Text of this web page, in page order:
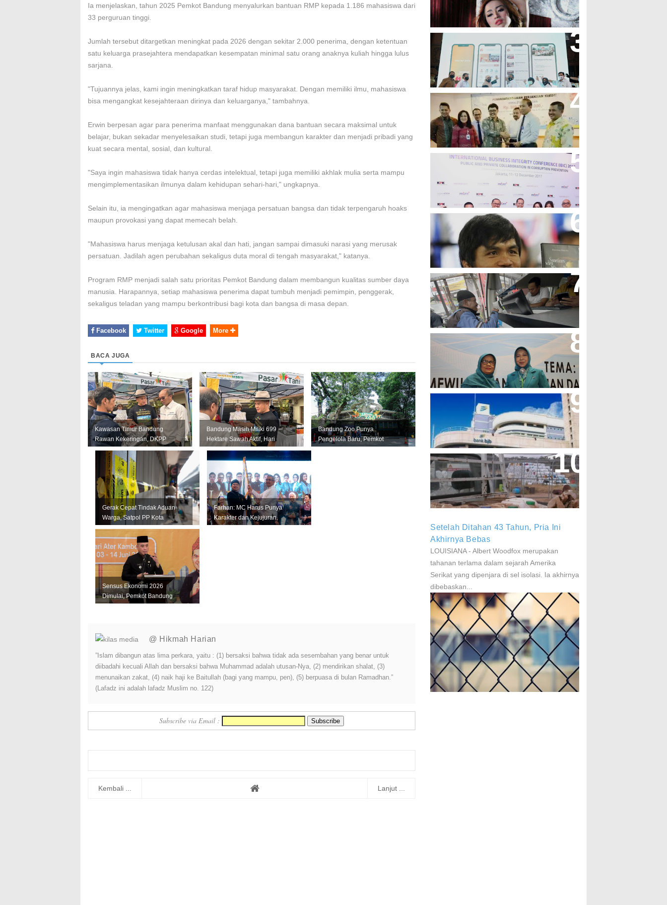
Ia menjelaskan, tahun 2025 Pemkot Bandung menyalurkan bantuan RMP kepada 1.186 mahasiswa dari
33 perguruan tinggi.
Jumlah tersebut ditargetkan meningkat pada 2026 dengan sekitar 2.000 penerima, dengan ketentuan
satu keluarga prasejahtera mendapatkan kesempatan minimal satu orang anaknya kuliah hingga lulus
sarjana.
"Tujuannya jelas, kami ingin meningkatkan taraf hidup masyarakat. Dengan memiliki ilmu, mahasiswa
bisa mengangkat kesejahteraan dirinya dan keluarganya," tambahnya.
Erwin berpesan agar para penerima manfaat menggunakan dana bantuan secara maksimal untuk
belajar, bukan sekadar menyelesaikan studi, tetapi juga membangun karakter dan menjadi pribadi yang
kuat secara mental, sosial, dan kultural.
"Saya ingin mahasiswa tidak hanya cerdas intelektual, tetapi juga memiliki akhlak mulia serta mampu
mengimplementasikan ilmunya dalam kehidupan sehari-hari," ungkapnya.
Selain itu, ia mengingatkan agar mahasiswa menjaga persatuan bangsa dan tidak terpengaruh hoaks
maupun provokasi yang dapat memecah belah.
"Mahasiswa harus menjaga ketulusan akal dan hati, jangan sampai dimasuki narasi yang merusak
persatuan. Jadilah agen perubahan sekaligus duta moral di tengah masyarakat," katanya.
Program RMP menjadi salah satu prioritas Pemkot Bandung dalam membangun kualitas sumber daya
manusia. Harapannya, setiap mahasiswa penerima dapat tumbuh menjadi pemimpin, penggerak,
sekaligus teladan yang mampu berkontribusi bagi kota dan bangsa di masa depan.
Facebook Twitter Google More
BACA JUGA
Kawasan Timur Bandung
Rawan Kekeringan, DKPP
Perkuat Mitigasi untuk
Lindungi Pro...
Bandung Masih Miliki 699
Hektare Sawah Aktif, Hari
Krida Pertanian Jadi
Momentum...
Bandung Zoo Punya
Pengelola Baru, Pemkot
Gerak Cepat Tindak Aduan
Warga, Satpol PP Kota
Bandung Segel Empat Kios
Miras Il...
Farhan: MC Harus Punya
Karakter dan Kejujuran,
Sensus Ekonomi 2026
Dimulai, Pemkot Bandung
@ Hikmah Harian
”Islam dibangun atas lima perkara, yaitu : (1) bersaksi bahwa tidak ada sesembahan yang benar untuk
diibadahi kecuali Allah dan bersaksi bahwa Muhammad adalah utusan-Nya, (2) mendirikan shalat, (3)
menunaikan zakat, (4) naik haji ke Baitullah (bagi yang mampu, pen), (5) berpuasa di bulan Ramadhan.”
(Lafadz ini adalah lafadz Muslim no. 122)
Subscribe via Email :
Kembali ... Lanjut ...
Bandung Great Sale 2020 Go
Online Resmi Dimulai
Bank Bjb Fasilitasi Kredit Modal
Kerja Konstruksi PT Adhi Karya
Keren, Bank BJB Kantongi
Puluhan Penghargaan Sepanjang
2017
Dicibir Di Medsos, Manny
Pacquiao Tegaskan Pendirian
Tolak LGBT
Bjb T Samsat Manjakan Nasabah
Dalam Bayar Pajak Kendaraan
Perpres No.99/2017 Bisa Jadi
Acuan Semangat Pengabdian
Aher Minta Pemerintah Pusat
Masukan Kembali BJB Sebagai
Penyalur KUR
Paparan Pestisida Sebabkan
Parkinson Dan Kanker
Setelah Ditahan 43 Tahun, Pria Ini
Akhirnya Bebas
LOUISIANA - Albert Woodfox merupakan
tahanan terlama dalam sejarah Amerika
Serikat yang dipenjara di sel isolasi. Ia akhirnya
dibebaskan...